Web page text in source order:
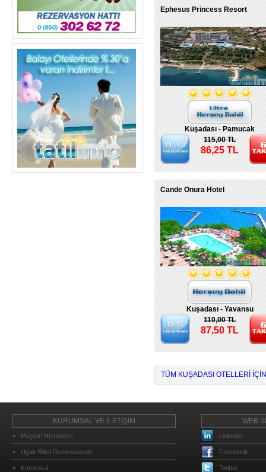
Ephesus Princess Resort
Kuşadası - Pamucak
115,00 TL
86,25 TL
Cande Onura Hotel
Kuşadası - Yavansu
110,00 TL
87,50 TL
TÜM KUŞADASI OTELLERI
KURUMSAL VE İLETİŞİM
Müşteri Hizmetleri
Uçak Bileti Rezervasyon
Kurumsal
WEB
Linkedin
Facebook
Twitter